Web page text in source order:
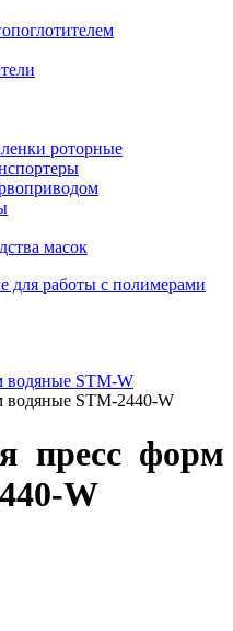
роторные
масок
водяные STM-W
водяные STM-2440-W
пресс форм
W